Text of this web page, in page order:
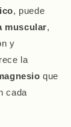
, puede
muscular,
y
la
que
cada